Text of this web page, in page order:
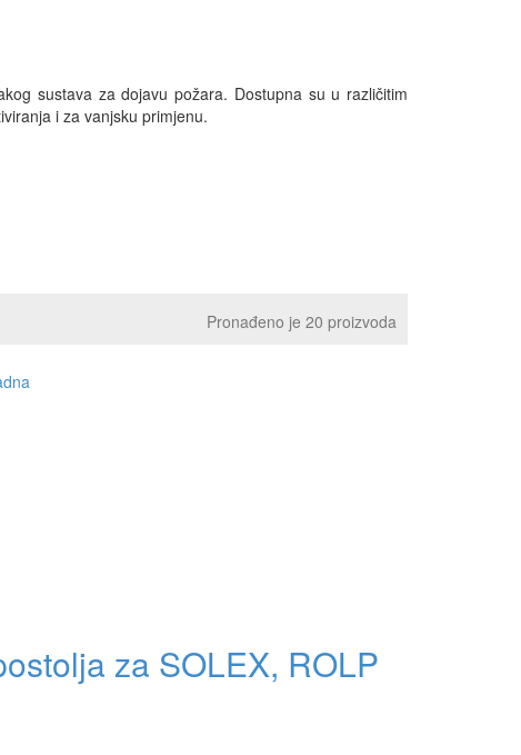
sustava za dojavu požara. Dostupna su u različitim
i za vanjsku primjenu.
Pronađeno je 20 proizvoda
za SOLEX, ROLP